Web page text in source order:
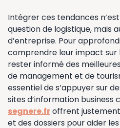
Intégrer ces tendances
question de logistique, mais
d’entreprise. Pour
comprendre leur impact
rester informé des
de management et de
essentiel de s’appuyer sur
sites d’information business
segnere.froffrent
et des dossiers pour aider